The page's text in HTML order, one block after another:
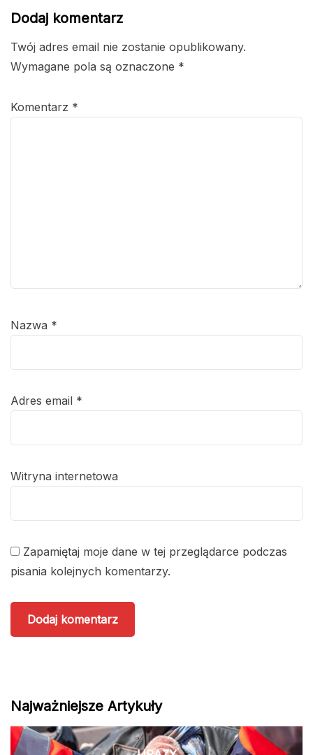
Dodaj komentarz
Twój adres email nie zostanie opublikowany.
Wymagane pola są oznaczone *
Komentarz *
Nazwa *
Adres email *
Witryna internetowa
Zapamiętaj moje dane w tej przeglądarce podczas
pisania kolejnych komentarzy.
Najważniejsze Artykuły